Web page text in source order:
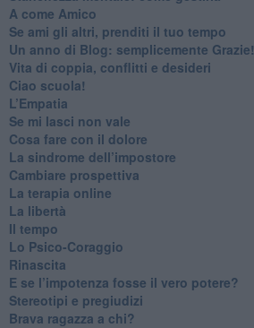
​A come Amico
​Se ami gli altri, prenditi il tuo tempo
​Un anno di Blog: semplicemente Grazie!
​Vita di coppia, conflitti e desideri
​Ciao scuola!
​L’Empatia
​Se mi lasci non vale
Cosa fare con il dolore
​La sindrome dell’impostore
​Cambiare prospettiva
La terapia online
La libertà
​Il tempo
​Lo Psico-Coraggio
Rinascita
​E se l’impotenza fosse il vero potere?
Stereotipi e pregiudizi
​Brava ragazza a chi?